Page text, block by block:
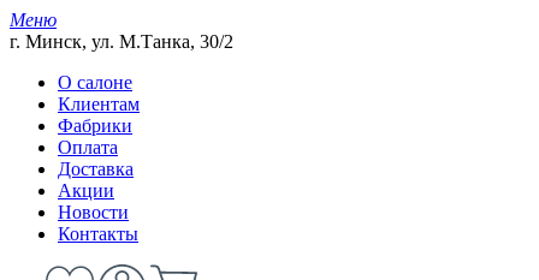
Меню
г. Минск, ул. М.Танка, 30/2
О салоне
Клиентам
Фабрики
Оплата
Доставка
Акции
Новости
Контакты